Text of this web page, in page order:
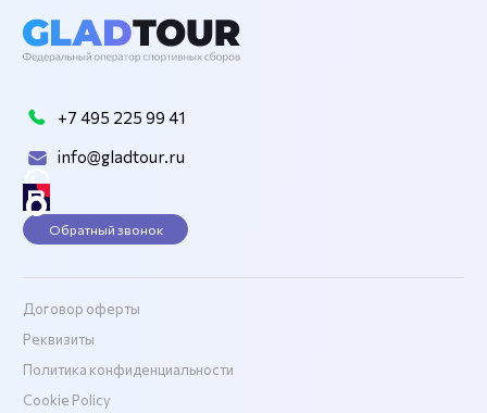
+7 495 225 99 41
info@gladtour.ru
Обратный звонок
Договор оферты
Реквизиты
Политика конфиденциальности
Cookie Policy